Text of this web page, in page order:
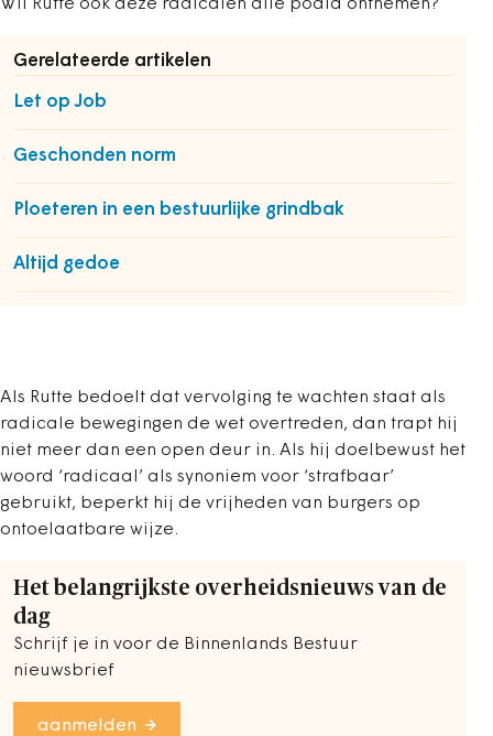
Wil Rutte ook deze radicalen alle podia ontnemen?
Gerelateerde artikelen
Let op Job
Geschonden norm
Ploeteren in een bestuurlijke grindbak
Altijd gedoe
Als Rutte bedoelt dat vervolging te wachten staat als
radicale bewegingen de wet overtreden, dan trapt hij
niet meer dan een open deur in. Als hij doelbewust het
woord ‘radicaal’ als synoniem voor ‘strafbaar’
gebruikt, beperkt hij de vrijheden van burgers op
ontoelaatbare wijze.
Het belangrijkste overheidsnieuws van de
dag
Schrijf je in voor de Binnenlands Bestuur
nieuwsbrief
aanmelden